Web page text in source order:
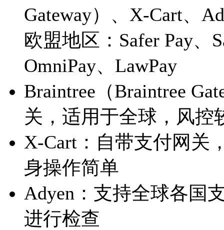
Gateway）、X-Cart、
欧盟地区：Safer Pay、
OmniPay、LawPay
Braintree（Braintree
关，适用于全球，风控
X-Cart：自带支付网关
身操作简单
Adyen：支持全球各国
进行检查